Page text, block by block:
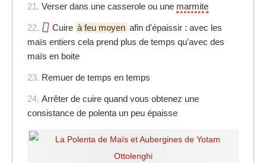
21. Verser dans une casserole ou une marmite
22. Cuire à feu moyen afin d'épaissir : avec les
maïs entiers cela prend plus de temps qu'avec des
maïs en boite
23. Remuer de temps en temps
24. Arrêter de cuire quand vous obtenez une
consistance de polenta un peu épaisse